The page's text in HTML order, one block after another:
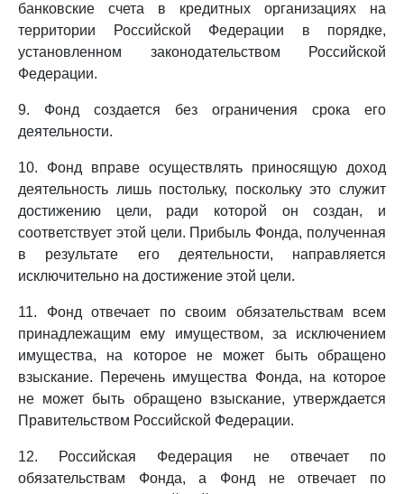
банковские счета в кредитных организациях на
территории Российской Федерации в порядке,
установленном законодательством Российской
Федерации.
9. Фонд создается без ограничения срока его
деятельности.
10. Фонд вправе осуществлять приносящую доход
деятельность лишь постольку, поскольку это служит
достижению цели, ради которой он создан, и
соответствует этой цели. Прибыль Фонда, полученная
в результате его деятельности, направляется
исключительно на достижение этой цели.
11. Фонд отвечает по своим обязательствам всем
принадлежащим ему имуществом, за исключением
имущества, на которое не может быть обращено
взыскание. Перечень имущества Фонда, на которое
не может быть обращено взыскание, утверждается
Правительством Российской Федерации.
12. Российская Федерация не отвечает по
обязательствам Фонда, а Фонд не отвечает по